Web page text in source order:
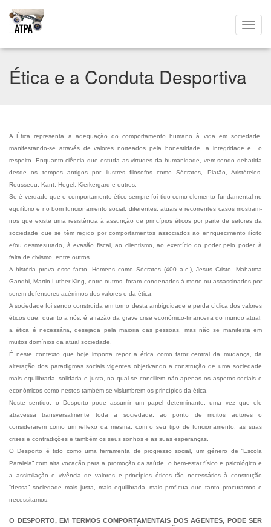
Ética e a Conduta Desportiva
A Ética representa a adequação do comportamento humano à vida em sociedade,
manifestando-se através de valores norteados pela honestidade, a integridade e o
respeito. Enquanto ciência que estuda as virtudes da humanidade, vem sendo debatida
desde os tempos antigos por ilustres filósofos como Sócrates, Platão, Aristóteles,
Rousseou, Kant, Hegel, Kierkergard e outros.
Se é verdade que o comportamento ético sempre foi tido como elemento fundamental no
equilíbrio e no bom funcionamento social, diferentes, atuais e recorrentes casos mostram-
nos que existe uma resistência à assunção de princípios éticos por parte de setores da
sociedade que se têm regido por comportamentos associados ao enriquecimento ilícito
e/ou desmesurado, à evasão fiscal, ao clientismo, ao exercício do poder pelo poder, à
falta de civismo, entre outros.
A história prova esse facto. Homens como Sócrates (400 a.c.), Jesus Cristo, Mahatma
Gandhi, Martin Luther King, entre outros, foram condenados à morte ou assassinados por
serem defensores acérrimos dos valores e da ética.
A sociedade foi sendo construída em torno desta ambiguidade e perda cíclica dos valores
éticos que, quanto a nós, é a razão da grave crise económico-financeira do mundo atual:
a ética é necessária, desejada pela maioria das pessoas, mas não se manifesta em
muitos domínios da atual sociedade.
É neste contexto que hoje importa repor a ética como fator central da mudança, da
alteração dos paradigmas sociais vigentes objetivando a construção de uma sociedade
mais equilibrada, solidária e justa, na qual se conciliem não apenas os aspetos sociais e
económicos como nestes também se vislumbrem os princípios da ética.
Neste sentido, o Desporto pode assumir um papel determinante, uma vez que ele
atravessa transversalmente toda a sociedade, ao ponto de muitos autores o
considerarem como um reflexo da mesma, com o seu tipo de funcionamento, as suas
crises e contradições e também os seus sonhos e as suas esperanças.
O Desporto é tido como uma ferramenta de progresso social, um género de “Escola
Paralela” com alta vocação para a promoção da saúde, o bem-estar físico e psicológico e
a assimilação e vivência de valores e princípios éticos tão necessários à construção
“dessa” sociedade mais justa, mais equilibrada, mais profícua que tanto procuramos e
necessitamos.
O DESPORTO, EM TERMOS COMPORTAMENTAIS DOS AGENTES, PODE SER